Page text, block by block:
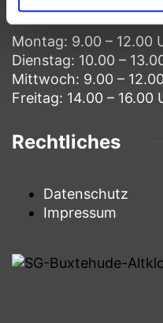
Montag: 9.00 – 12.00
Dienstag: 10.00 –
Mittwoch: 9.00 –
Freitag: 14.00 – 16.00
Rechtliches
Datenschutz
Impressum